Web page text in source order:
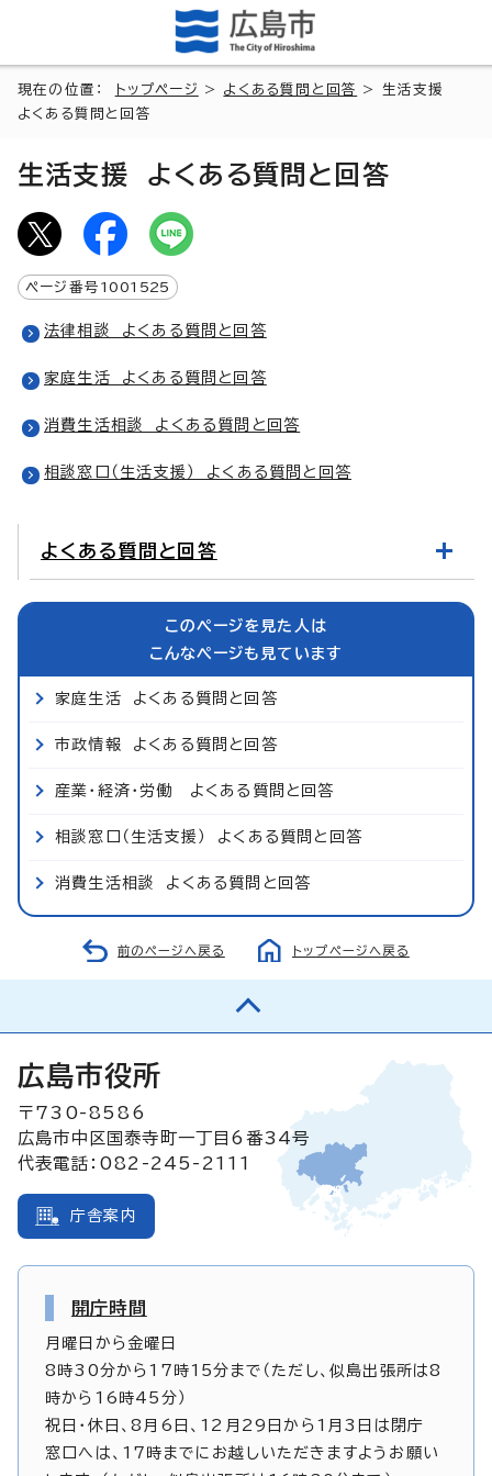
現在の位置： トップページ > よくある質問と回答
> 生活支援
よくある質問と回答
生活支援 よくある質問と回答
ページ番号 1001525
法律相談 よくある質問と回答
家庭生活 よくある質問と回答
消費生活相談 よくある質問と回答
相談窓口（生活支援） よくある質問と回答
よくある質問と回答
このページを見た人は
こんなページも見ています
家庭生活 よくある質問と回答
市政情報 よくある質問と回答
産業・経済・労働 よくある質問と回答
相談窓口（生活支援） よくある質問と回答
消費生活相談 よくある質問と回答
前のページへ戻る トップページへ戻る
広島市役所
〒730-8586
広島市中区国泰寺町一丁目6番34号
代表電話：082-245-2111
庁舎案内
開庁時間
月曜日から金曜日
8時30分から17時15分まで（ただし、似島出張所は8
時から16時45分）
祝日・休日、8月6日、12月29日から1月3日は閉庁
窓口へは、17時までにお越しいただきますようお願い